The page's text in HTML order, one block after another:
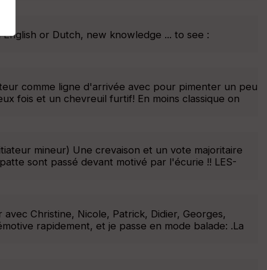
or Dutch, new knowledge ... to see :
comme ligne d'arrivée avec pour pimenter un peu
fois et un chevreuil furtif! En moins classique on
mineur) Une crevaison et un vote majoritaire
sont passé devant motivé par l'écurie !! LES-
Christine, Nicole, Patrick, Didier, Georges,
rapidement, et je passe en mode balade: .La